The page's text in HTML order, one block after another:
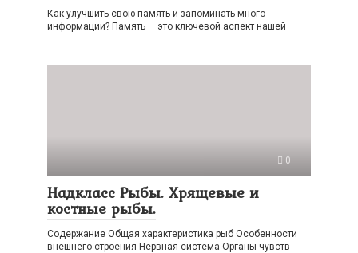
Как улучшить свою память и запоминать много
информации? Память — это ключевой аспект нашей
0
Надкласс Рыбы. Хрящевые и
костные рыбы.
Содержание Общая характеристика рыб Особенности
внешнего строения Нервная система Органы чувств